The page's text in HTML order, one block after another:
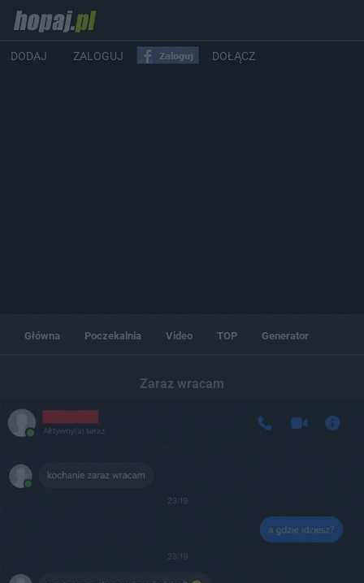
DODAJ ZALOGUJ DOŁĄCZ
Główna Poczekalnia Video TOP Generator
Zaraz wracam